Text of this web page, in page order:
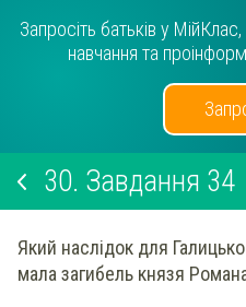
Запросіть батьків у
навчання та
30. Завдання 34
Який наслідок для
мала загибель князя